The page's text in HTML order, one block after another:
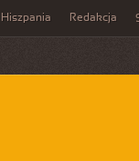
Hiszpania Redakcja